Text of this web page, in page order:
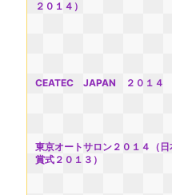
２０１４）
CEATEC JAPAN ２０１４
東京オートサロン２０１４（
賞式２０１３）